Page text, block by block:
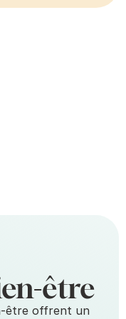
être
être offrent un